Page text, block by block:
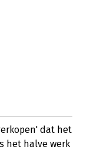
dat het
het halve werk